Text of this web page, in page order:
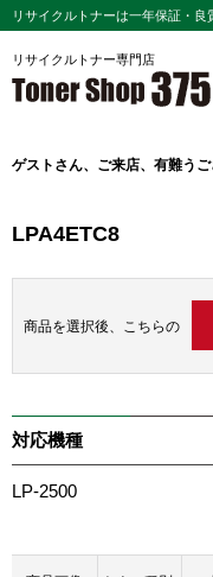
リサイクルトナーは一年保証・良
リサイクルトナー専門店
ゲスト さん、ご来店、有難うご
LPA4ETC8
商品を選択後、こちらの
対応機種
LP-2500